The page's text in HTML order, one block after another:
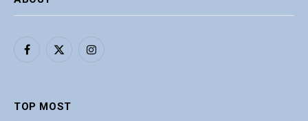
Facebook
X
Instagram
TOP MOST